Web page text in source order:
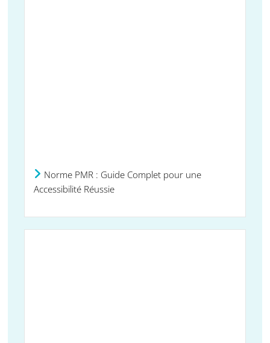
Norme PMR : Guide Complet pour une
Accessibilité Réussie